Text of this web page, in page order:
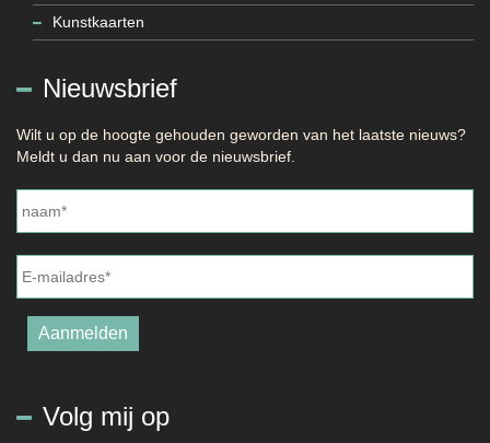
Kunstkaarten
Nieuwsbrief
Wilt u op de hoogte gehouden geworden van het laatste nieuws?
Meldt u dan nu aan voor de nieuwsbrief.
Aanmelden
Volg mij op